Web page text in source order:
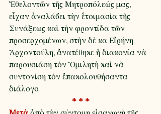
Ἐθελοντῶν τῆς Μητροπόλεώς μας,
εἶχαν ἀναλάβει τὴν ἑτοιμασία τῆς
Συνάξεως καὶ τὴν φροντίδα τῶν
προσερχομένων, στὴν δὲ κα Εἰρήνη
Ἀρχοντούλη, ἀνατέθηκε ἡ διακονία νὰ
παρουσιάση τὸν Ὁμιλητὴ καὶ νὰ
συντονίση τὸν ἐπακολουθήσαντα
διάλογο.
* * *